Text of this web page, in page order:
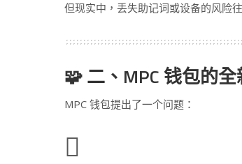
但现实中，丢失助记词或设备的风险
🧩 二、MPC 钱包的
MPC 钱包提出了一个问题：